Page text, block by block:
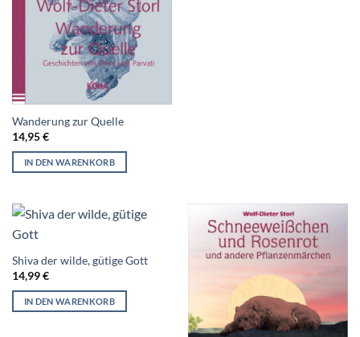
Wanderung zur Quelle
14,95€
IN DEN WARENKORB
Shiva der wilde, gütige Gott
14,99€
IN DEN WARENKORB